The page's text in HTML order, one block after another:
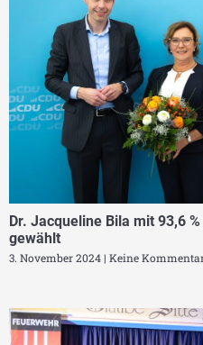
Dr. Jacqueline Bila mit 93,6
gewählt
3. November 2024 Keine